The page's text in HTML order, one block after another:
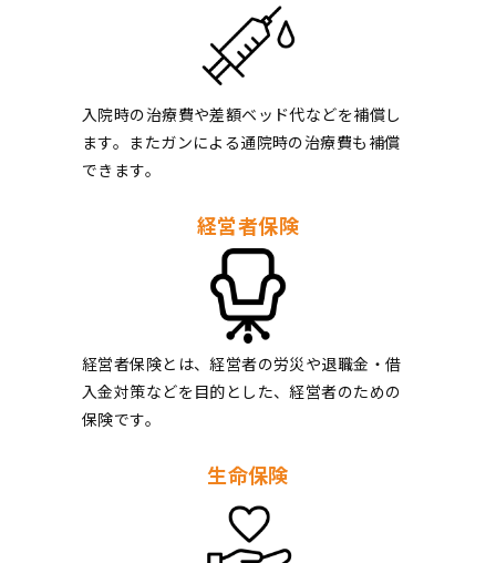
入院時の治療費や差額ベッド代などを補償し
ます。またガンによる通院時の治療費も補償
できます。
経営者保険
経営者保険とは、経営者の労災や退職金・借
入金対策などを目的とした、経営者のための
保険です。
生命保険